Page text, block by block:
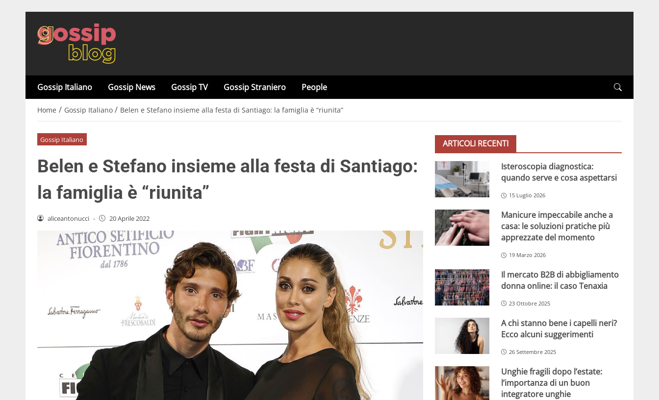
Gossip Italiano Gossip News Gossip TV Gossip Straniero People
Home / Gossip Italiano / Belen e Stefano insieme alla festa di Santiago: la famiglia è “riunita”
Gossip Italiano
Belen e Stefano insieme alla festa di Santiago:
la famiglia è “riunita”
aliceantonucci - 20 Aprile 2022
ARTICOLI RECENTI
Isteroscopia diagnostica:
quando serve e cosa aspettarsi
15 Luglio 2026
Manicure impeccabile anche a
casa: le soluzioni pratiche più
apprezzate del momento
19 Marzo 2026
Il mercato B2B di abbigliamento
donna online: il caso Tenaxia
23 Ottobre 2025
A chi stanno bene i capelli neri?
Ecco alcuni suggerimenti
26 Settembre 2025
Unghie fragili dopo l’estate:
l’importanza di un buon
integratore unghie